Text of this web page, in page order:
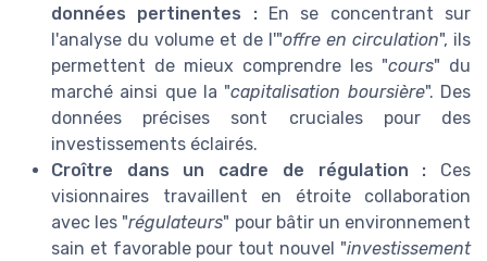
données pertinentes :En se concentrant sur
l'analyse du volume et de l'"offre en circulation", ils
permettent de mieux comprendre les "cours" du
marché ainsi que la "capitalisation boursière". Des
données précises sont cruciales pour des
investissements éclairés.
Croître dans un cadre de régulation : Ces
visionnaires travaillent en étroite collaboration
avec les "régulateurs" pour bâtir un environnement
sain et favorable pour tout nouvel "investissement